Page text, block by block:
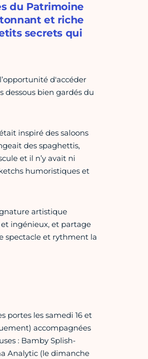
du Patrimoine
et riche
secrets qui
d'accéder
dessous bien gardés du
inspiré des saloons
des spaghettis,
et il n’y avait ni
humoristiques et
artistique
ingénieux, et partage
spectacle et rythment la
portes les samedi 16 et
accompagnées
: Bamby Splish-
Analytic (le dimanche